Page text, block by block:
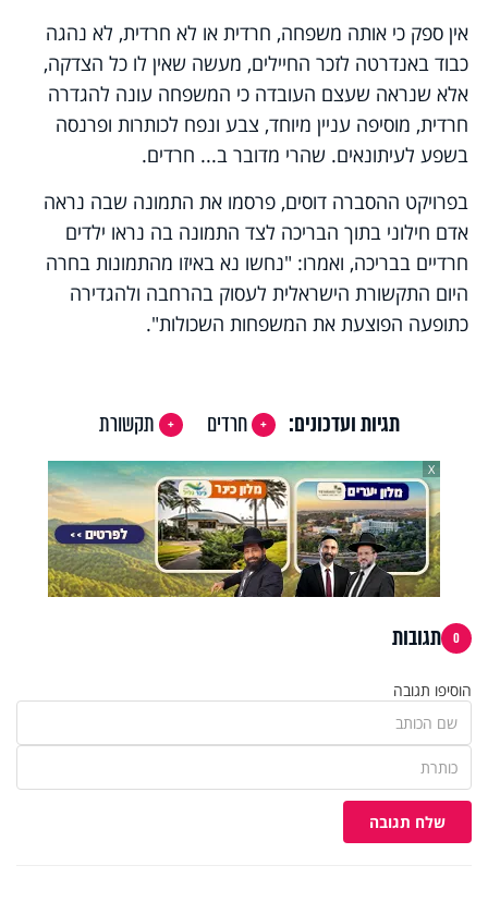
אין ספק כי אותה משפחה, חרדית או לא חרדית, לא נהגה
כבוד באנדרטה לזכר החיילים, מעשה שאין לו כל הצדקה,
אלא שנראה שעצם העובדה כי המשפחה עונה להגדרה
חרדית, מוסיפה עניין מיוחד, צבע ונפח לכותרות ופרנסה
בשפע לעיתונאים. שהרי מדובר ב... חרדים.
בפרויקט ההסברה דוסים, פרסמו את התמונה שבה נראה
אדם חילוני בתוך הבריכה לצד התמונה בה נראו ילדים
חרדיים בבריכה, ואמרו: "נחשו נא באיזו מהתמונות בחרה
היום התקשורת הישראלית לעסוק בהרחבה ולהגדירה
כתופעה הפוצעת את המשפחות השכולות".
תגיות ועדכונים: חרדים תקשורת
X
0 תגובות
הוסיפו תגובה
שלח תגובה